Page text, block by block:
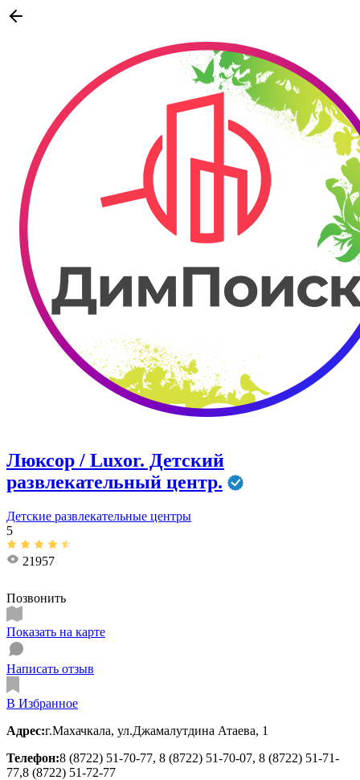
Люксор / Luxor. Детский
развлекательный центр.
Детские развлекательные центры
5
21957
Позвонить
Показать на карте
Написать отзыв
В Избранное
Адрес:г.Махачкала, ул.Джамалутдина Атаева, 1
Телефон:8 (8722) 51-70-77, 8 (8722) 51-70-07, 8 (8722) 51-71-
77,8 (8722) 51-72-77